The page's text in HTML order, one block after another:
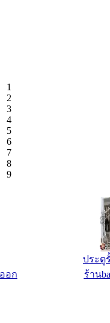
1
2
3
4
5
6
7
8
9
บันได
ร้าน